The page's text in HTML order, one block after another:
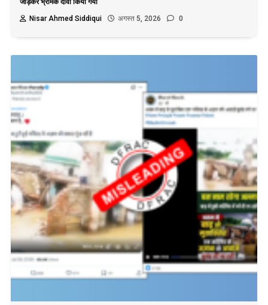
Nisar Ahmed Siddiqui
अगस्त 5, 2026 0